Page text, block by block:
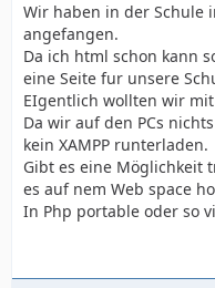
Wir haben in der
angefangen.
Da ich html schon kann
eine Seite fur unsere
EIgentlich wollten wir
Da wir auf den PCs
kein XAMPP runterladen.
Gibt es eine Möglichkeit
es auf nem Web space
In Php portable oder so